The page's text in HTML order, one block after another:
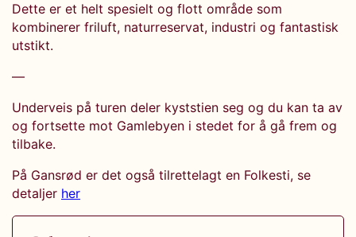
Dette er et helt spesielt og flott område som
kombinerer friluft, naturreservat, industri og fantastisk
utstikt.
—
Underveis på turen deler kyststien seg og du kan ta av
og fortsette mot Gamlebyen i stedet for å gå frem og
tilbake.
På Gansrød er det også tilrettelagt en Folkesti, se
detaljer her